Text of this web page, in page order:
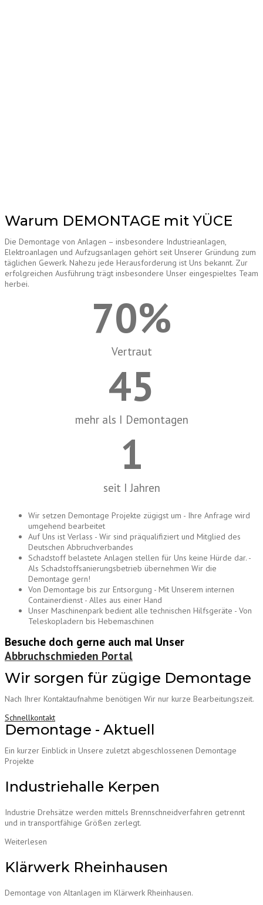
Warum DEMONTAGE mit YÜCE
Die Demontage von Anlagen – insbesondere Industrieanlagen,
Elektroanlagen und Aufzugsanlagen gehört seit Unserer Gründung zum
täglichen Gewerk. Nahezu jede Herausforderung ist Uns bekannt. Zur
erfolgreichen Ausführung trägt insbesondere Unser eingespieltes Team
herbei.
70%
Vertraut
45
mehr als I Demontagen
1
seit I Jahren
Wir setzen Demontage Projekte zügigst um - Ihre Anfrage wird
umgehend bearbeitet
Auf Uns ist Verlass - Wir sind präqualifiziert und Mitglied des
Deutschen Abbruchverbandes
Schadstoff belastete Anlagen stellen für Uns keine Hürde dar. -
Als Schadstoffsanierungsbetrieb übernehmen Wir die
Demontage gern!
Von Demontage bis zur Entsorgung - Mit Unserem internen
Containerdienst - Alles aus einer Hand
Unser Maschinenpark bedient alle technischen Hilfsgeräte - Von
Teleskopladern bis Hebemaschinen
Besuche doch gerne auch mal Unser
Abbruchschmieden Portal
Wir sorgen für zügige Demontage
Nach Ihrer Kontaktaufnahme benötigen Wir nur kurze Bearbeitungszeit.
Schnellkontakt
Demontage - Aktuell
Ein kurzer Einblick in Unsere zuletzt abgeschlossenen Demontage
Projekte
Industriehalle Kerpen
Industrie Drehsätze werden mittels Brennschneidverfahren getrennt
und in transportfähige Größen zerlegt.
Weiterlesen
Klärwerk Rheinhausen
Demontage von Altanlagen im Klärwerk Rheinhausen.